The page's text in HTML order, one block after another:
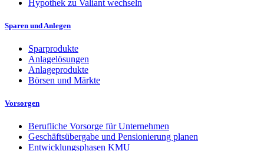
Hypothek zu Valiant wechseln
Sparen und Anlegen
Sparprodukte
Anlagelösungen
Anlageprodukte
Börsen und Märkte
Vorsorgen
Berufliche Vorsorge für Unternehmen
Geschäftsübergabe und Pensionierung planen
Entwicklungsphasen KMU